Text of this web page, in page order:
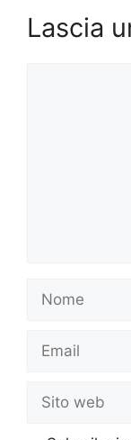
Lascia
Nome
Email
Sito
web